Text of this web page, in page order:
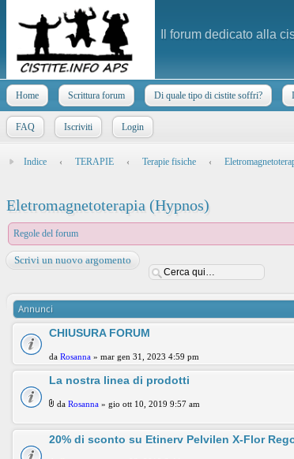
Il forum dedicato alla
Home Scrittura forum Di quale tipo di cistite soffri?
FAQ Iscriviti Login
Indice ‹ TERAPIE ‹ Terapie fisiche ‹
Eletromagnetoterapia (Hypnos)
Regole del forum
Scrivi un nuovo argomento
Annunci
CHIUSURA FORUM
da Rosanna » mar gen 31, 2023 4:59 pm
La nostra linea di prodotti
da Rosanna » gio ott 10, 2019 9:57 am
20% di sconto su Etinerv Pelvilen X-Flor